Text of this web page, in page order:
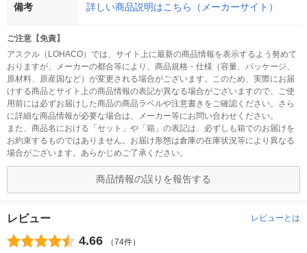
備考 詳しい商品説明はこちら（メーカーサイト）
ご注意【免責】
アスクル（LOHACO）では、サイト上に最新の商品情報を表示するよう努めて
おりますが、メーカーの都合等により、商品規格・仕様（容量、パッケージ、
原材料、原産国など）が変更される場合がございます。このため、実際にお届
けする商品とサイト上の商品情報の表記が異なる場合がございますので、ご使
用前には必ずお届けした商品の商品ラベルや注意書きをご確認ください。さら
に詳細な商品情報が必要な場合は、メーカー等にお問い合わせください。
また、商品名における「セット」や「箱」の表記は、必ずしも箱でのお届けを
お約束するものではありません。お届け形態は倉庫の在庫状況等により異なる
場合がございます。あらかじめご了承ください。
商品情報の誤りを報告する
レビュー レビューとは
4.66 （74件）